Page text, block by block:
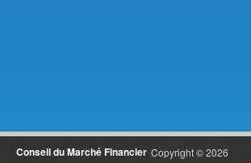
Copyright © 2026
Conseil du Marché Financier